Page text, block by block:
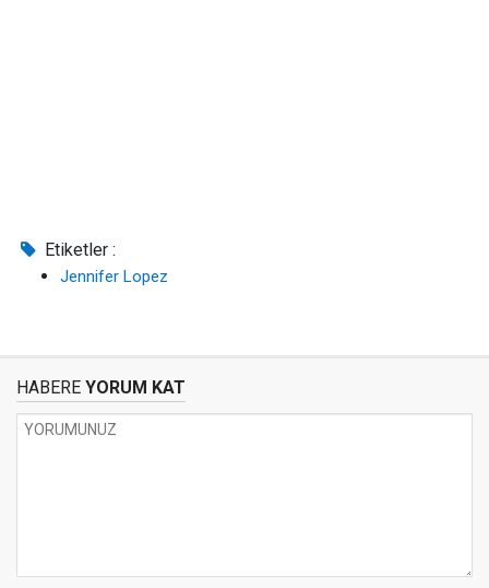
Etiketler :
Jennifer Lopez
HABERE YORUM KAT